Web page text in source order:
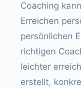
Coaching
Erreichen
persönlichen
richtigen
leichter
erstellt,